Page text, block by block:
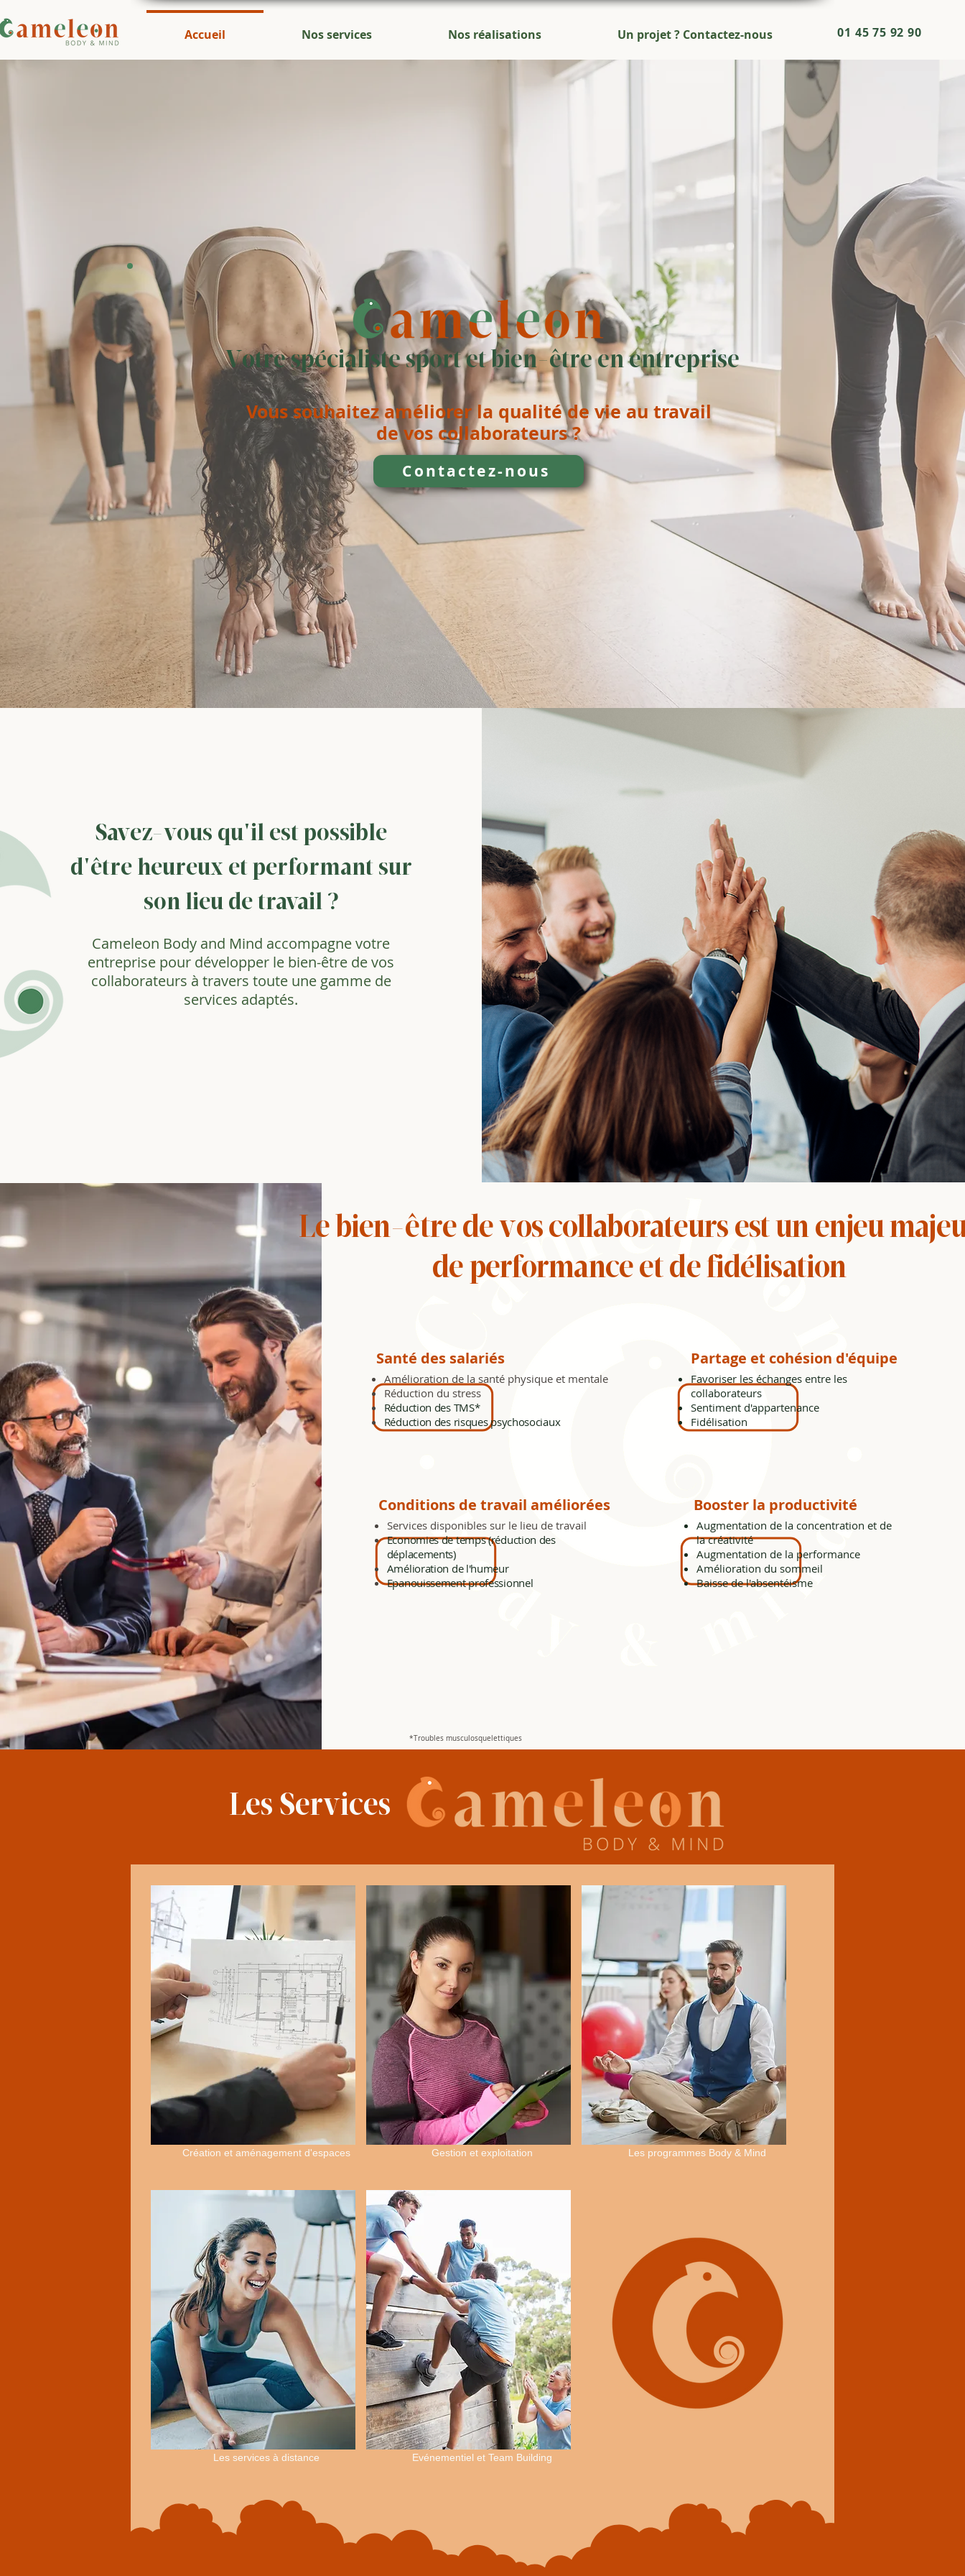
Accueil Nos services Nos réalisations Un projet ? Contactez-nous 01 45 75 92 90
Votre spécialiste sport et bien-être en entreprise
Vous souhaitez améliorer la qualité de vie au travail
de vos collaborateurs ?
Contactez-nous
Savez-vous qu'il est possible
d'être heureux et performant sur
son lieu de travail ?
Cameleon Body and Mind accompagne votre
entreprise pour développer le bien-être de vos
collaborateurs à travers toute une gamme de
services adaptés.
Le bien-être de vos collaborateurs est un enjeu
de performance et de fidélisation
Santé des salariés
Amélioration de la santé physique et mentale
Réduction du stress
Réduction des TMS*
Réduction des risques psychosociaux
Partage et cohésion d'équipe
Favoriser les échanges entre les
collaborateurs
Sentiment d'appartenance
Fidélisation
Conditions de travail améliorées
Services disponibles sur le lieu de travail
Economies de temps (réduction des
déplacements)
Amélioration de l'humeur
Epanouissement professionnel
Booster la productivité
Augmentation de la concentration et de
la créativité
Augmentation de la performance
Amélioration du sommeil
Baisse de l'absentéisme
*Troubles musculosquelettiques
Les Services
Création et aménagement d'espaces
Les services à distance
Gestion et exploitation
Evénementiel et Team Building
Les programmes Body & Mind